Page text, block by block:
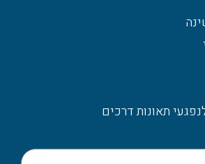
תאונות דרכים